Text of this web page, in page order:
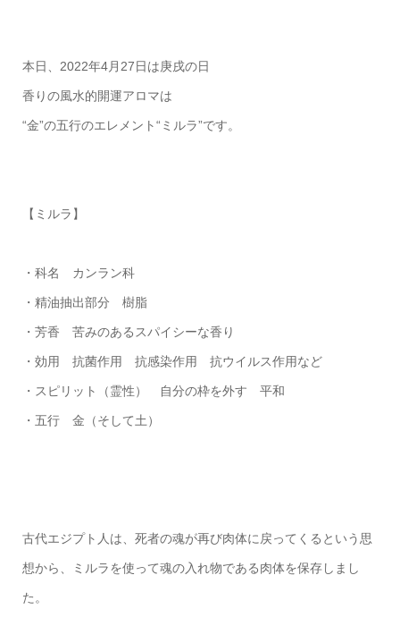
本日、2022年4月27日は庚戌の日
香りの風水的開運アロマは
“金”の五行のエレメント“ミルラ”です。
【ミルラ】
・科名 カンラン科
・精油抽出部分 樹脂
・芳香 苦みのあるスパイシーな香り
・効用 抗菌作用 抗感染作用 抗ウイルス作用など
・スピリット（霊性） 自分の枠を外す 平和
・五行 金（そして土）
古代エジプト人は、死者の魂が再び肉体に戻ってくるという思
想から、ミルラを使って魂の入れ物である肉体を保存しまし
た。